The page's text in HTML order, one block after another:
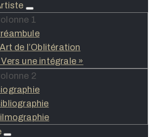
1
de l’Oblitération
Vers une intégrale »
2